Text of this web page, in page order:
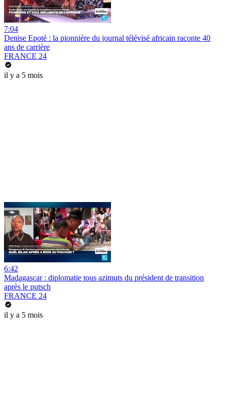
7:04
Denise Epoté : la pionnière du journal télévisé africain raconte 40
ans de carrière
FRANCE 24
il y a 5 mois
6:42
Madagascar : diplomatie tous azimuts du président de transition
après le putsch
FRANCE 24
il y a 5 mois